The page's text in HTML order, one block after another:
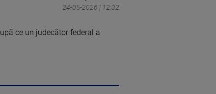
24-05-2026 | 12:32
ce un judecător federal a